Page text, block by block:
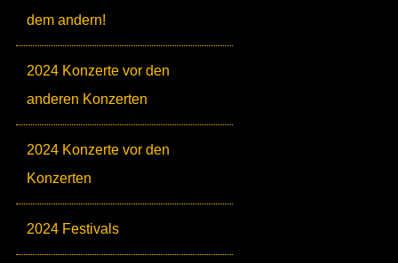
dem andern!
2024 Konzerte vor den
anderen Konzerten
2024 Konzerte vor den
Konzerten
2024 Festivals